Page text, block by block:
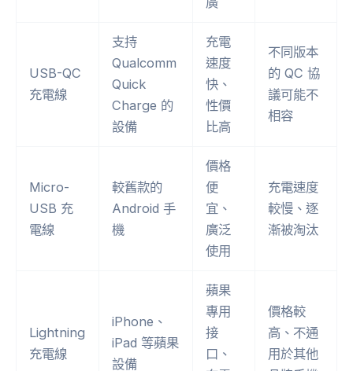
USB-QC
充電線
支持
Qualcomm
Quick
Charge 的
設備
充電
速度
快、
性價
比高
不同版本
的 QC 協
議可能不
相容
Micro-
USB 充
電線
較舊款的
Android 手
機
價格
便
宜、
廣泛
使用
充電速度
較慢、逐
漸被淘汰
Lightning
充電線
iPhone、
iPad 等蘋果
設備
蘋果
專用
接
口、
價格較
高、不通
用於其他